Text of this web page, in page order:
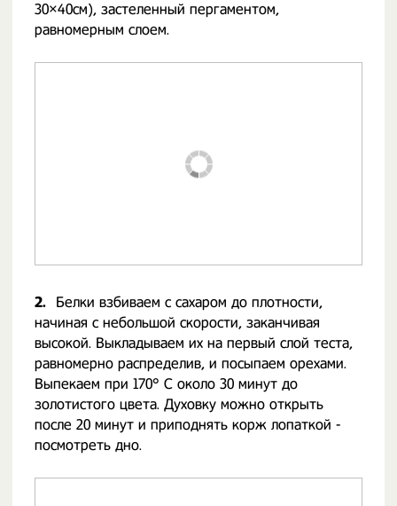
30×40см), застеленный пергаментом,
равномерным слоем.
2.
Белки взбиваем с сахаром до плотности,
начиная с небольшой скорости, заканчивая
высокой. Выкладываем их на первый слой теста,
равномерно распределив, и посыпаем орехами.
Выпекаем при 170° С около 30 минут до
золотистого цвета. Духовку можно открыть
после 20 минут и приподнять корж лопаткой -
посмотреть дно.